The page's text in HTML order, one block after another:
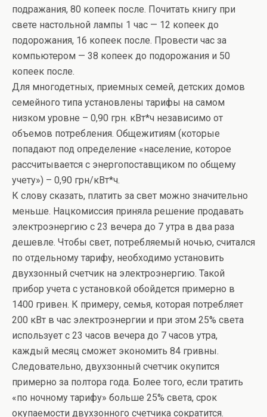
подражания, 80 копеек после. Почитать книгу при
свете настольной лампы 1 час — 12 копеек до
подорожания, 16 копеек после. Провести час за
компьютером — 38 копеек до подорожания и 50
копеек после.
Для многодетных, приемных семей, детских домов
семейного типа установлены тарифы на самом
низком уровне – 0,90 грн. кВт*ч независимо от
объемов потребления. Общежитиям (которые
попадают под определение «население, которое
рассчитывается с энергопоставщиком по общему
учету») – 0,90 грн/кВт*ч.
К слову сказать, платить за свет можно значительно
меньше. Нацкомиссия приняла решение продавать
электроэнергию с 23 вечера до 7 утра в два раза
дешевле. Чтобы свет, потребляемый ночью, считался
по отдельному тарифу, необходимо установить
двухзонный счетчик на электроэнергию. Такой
прибор учета с установкой обойдется примерно в
1400 гривен. К примеру, семья, которая потребляет
200 кВт в час электроэнергии и при этом 25% света
использует с 23 часов вечера до 7 часов утра,
каждый месяц сможет экономить 84 гривны.
Следовательно, двухзонный счетчик окупится
примерно за полтора года. Более того, если тратить
«по ночному тарифу» больше 25% света, срок
окупаемости двухзонного счетчика сократится.